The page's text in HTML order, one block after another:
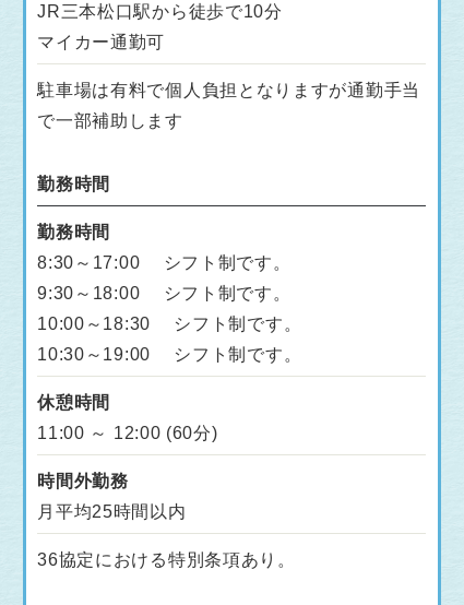
JR三本松口駅から徒歩で10分
マイカー通勤可
駐車場は有料で個人負担となりますが通勤手当
で一部補助します
勤務時間
勤務時間
8:30～17:00 シフト制です。
9:30～18:00 シフト制です。
10:00～18:30 シフト制です。
10:30～19:00 シフト制です。
休憩時間
11:00 ～ 12:00 (60分)
時間外勤務
月平均25時間以内
36協定における特別条項あり。